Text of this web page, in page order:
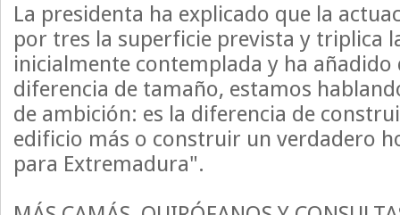
La presidenta ha explicado que la
por tres la superficie prevista y triplica
inicialmente contemplada y ha añadido
diferencia de tamaño, estamos
de ambición: es la diferencia de
edificio más o construir un verdadero
para Extremadura".